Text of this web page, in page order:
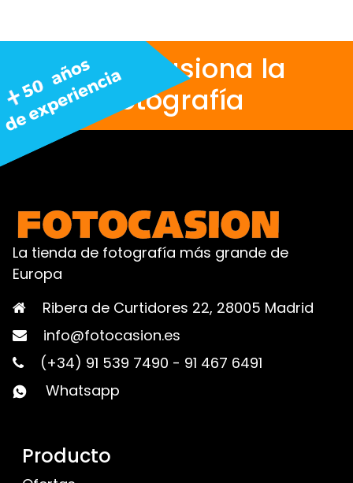
Nos apasiona la
fotografía
La tienda de fotografía más grande de
Europa
Ribera de Curtidores 22, 28005 Madrid
info@fotocasion.es
(+34) 91 539 7490 - 91 467 6491
Whatsapp
Producto